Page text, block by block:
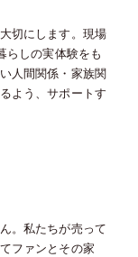
切にします。現場
らしの実体験をも
人間関係・家族関
よう、サポートす
。私たちが売って
ファンとその家